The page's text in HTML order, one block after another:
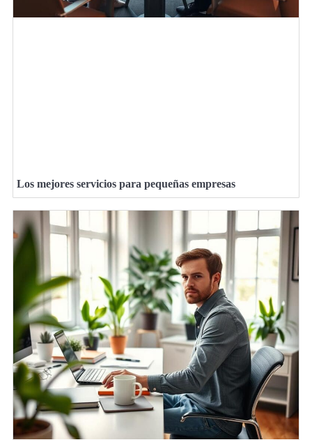
Los mejores servicios para pequeñas empresas